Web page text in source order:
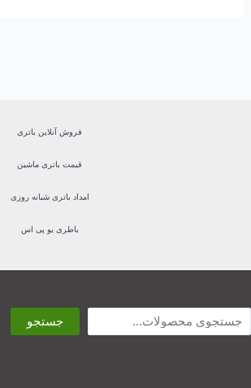
فروش آنلاین باتری
قیمت باتری ماشین
امداد باتری شبانه روزی
باطری یو پی اس
جستجو